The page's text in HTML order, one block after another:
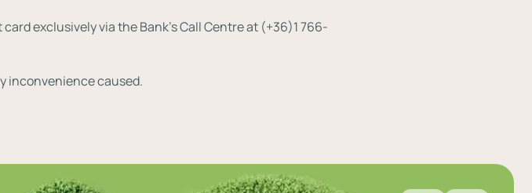
exclusively via the Bank's Call Centre at (+36)1 766-
inconvenience caused.